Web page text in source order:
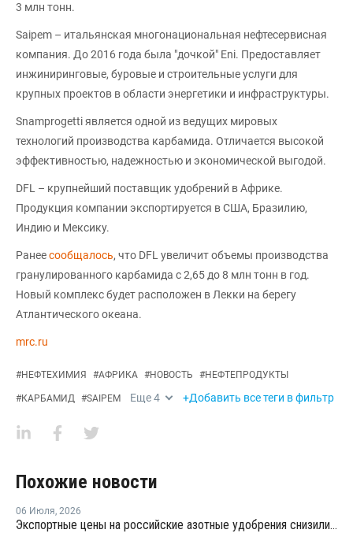
3 млн тонн.
Saipem – итальянская многонациональная нефтесервисная
компания. До 2016 года была "дочкой" Eni. Предоставляет
инжиниринговые, буровые и строительные услуги для
крупных проектов в области энергетики и инфраструктуры.
Snamprogetti является одной из ведущих мировых
технологий производства карбамида. Отличается высокой
эффективностью, надежностью и экономической выгодой.
DFL – крупнейший поставщик удобрений в Африке.
Продукция компании экспортируется в США, Бразилию,
Индию и Мексику.
Ранеесообщалось, что DFL увеличит объемы производства
гранулированного карбамида с 2,65 до 8 млн тонн в год.
Новый комплекс будет расположен в Лекки на берегу
Атлантического океана.
mrc.ru
#НЕФТЕХИМИЯ #АФРИКА #НОВОСТЬ #НЕФТЕПРОДУКТЫ
#КАРБАМИД #SAIPEM Еще4 +Добавить все теги в фильтр
Похожие новости
06 Июля, 2026
Экспортные цены на российские азотные удобрения снизились на 22-40%